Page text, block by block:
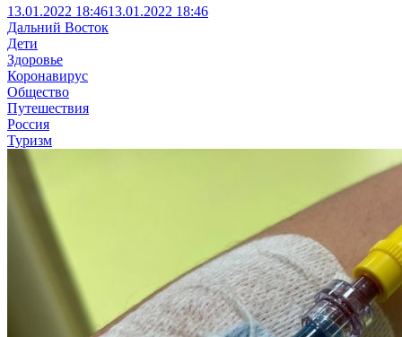
13.01.2022 18:4613.01.2022 18:46
Дальний Восток
Дети
Здоровье
Коронавирус
Общество
Путешествия
Россия
Туризм